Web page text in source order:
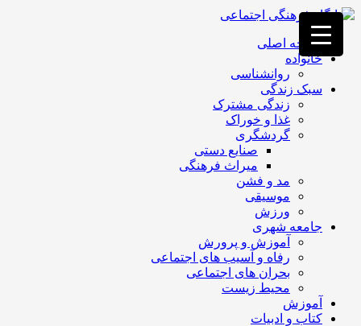
فصد
خون
غرب
تهران
خشکشویی
تصفیه
تهران
صفحه اصلی
خانواده
روانشناسی
سبک زندگی
زندگی مشترک
غذا و خوراک
گردشگری
صنایع دستی
میراث فرهنگی
مد و فشن
موسیقی
ورزش
جامعه شهری
آموزش و پرورش
رفاه و آسیب های اجتماعی
بحران های اجتماعی
محیط زیست
آموزش
کتاب و ادبیات